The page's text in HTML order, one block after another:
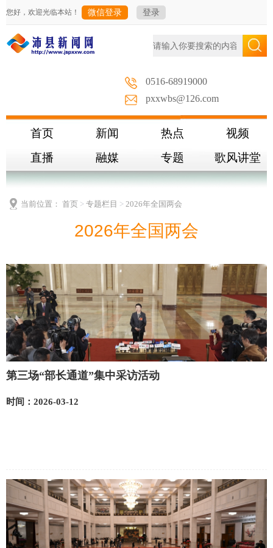
您好，欢迎光临本站！ 微信登录 登录
0516-68919000
pxxwbs@126.com
首页 新闻 热点
视频
直播
融媒 专题 歌风讲堂
当前位置： 首页 > 专题栏目 > 2026年全国两会
2026年全国两会
第三场“部长通道”集中采访活动
时间：2026-03-12